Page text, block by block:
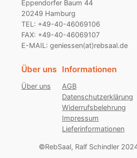
Eppendorfer Baum 44
20249 Hamburg
TEL: +49-40-46069106
FAX: +49-40-46069107
E-MAIL: geniessen(at)rebsaal.de
Über uns
Über uns
Informationen
AGB
Datenschutzerklärung
Widerrufsbelehrung
Impressum
Lieferinformationen
©RebSaal, Ralf Schindler